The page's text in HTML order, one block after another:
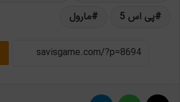
پی اس 5
مارول